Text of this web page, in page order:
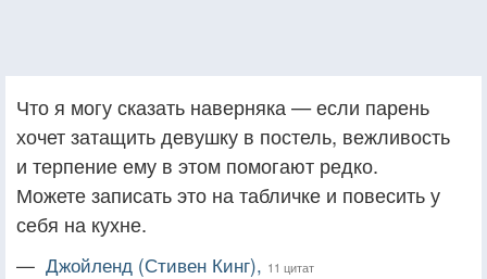
Что я могу сказать наверняка — если парень
хочет затащить девушку в постель, вежливость
и терпение ему в этом помогают редко.
Можете записать это на табличке и повесить у
себя на кухне.
— Джойленд (Стивен Кинг), 11 цитат